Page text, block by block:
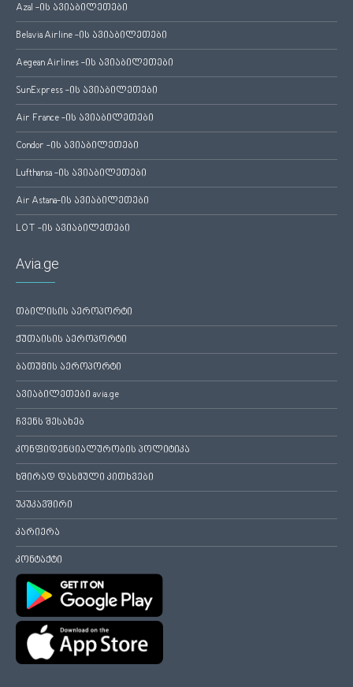
Azal -ის ავიაბილეთები
Belavia Airline -ის ავიაბილეთები
Aegean Airlines -ის ავიაბილეთები
SunExpress -ის ავიაბილეთები
Air France -ის ავიაბილეთები
Condor -ის ავიაბილეთები
Lufthansa -ის ავიაბილეთები
Air Astana-ის ავიაბილეთები
LOT -ის ავიაბილეთები
Avia.ge
თბილისის აეროპორტი
ქუთაისის აეროპორტი
ბათუმის აეროპორტი
ავიაბილეთები avia.ge
ჩვენს შესახებ
კონფიდენციალურობის პოლიტიკა
ხშირად დასმული კითხვები
უკუკავშირი
კარიერა
კონტაქტი